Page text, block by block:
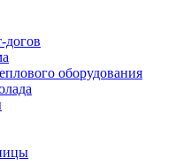
догов
оборудования